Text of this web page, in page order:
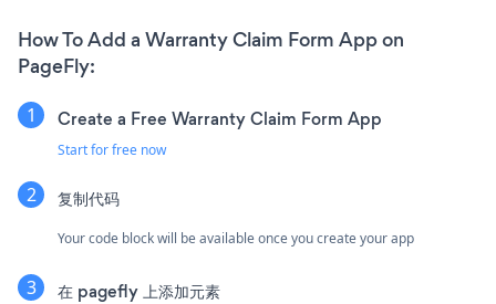
How To Add a Warranty Claim Form App on
PageFly:
Create a Free Warranty Claim Form App
Start for free now
复制代码
Your code block will be available once you create your app
在 pagefly 上添加元素